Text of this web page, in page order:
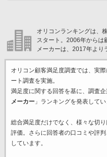
オリコンランキングは、
スタート。2006年からは
メーカーは、2017年より
オリコン顧客満足度調査では、実
ート調査を実施。
満足度に関する回答を基に、調査
メーカー」ランキングを発表してい
総合満足度だけでなく、様々な切り
評価。さらに回答者の口コミや評
しています。